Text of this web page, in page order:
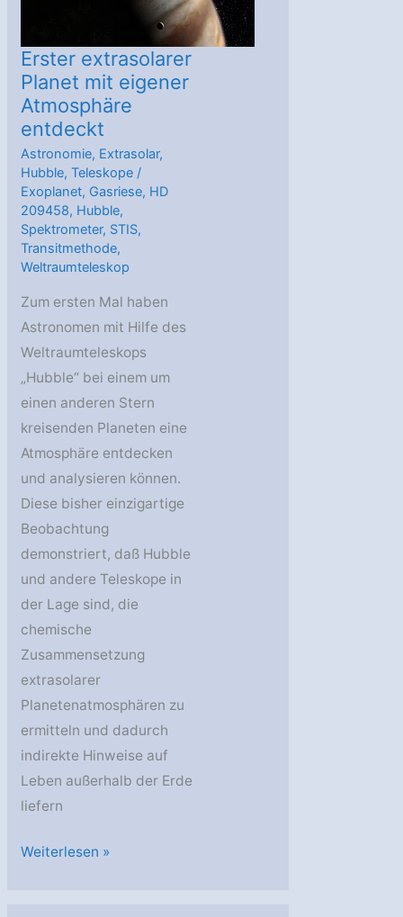
Erster extrasolarer
Planet mit eigener
Atmosphäre
entdeckt
Astronomie, Extrasolar,
Hubble,Teleskope /
Exoplanet, Gasriese, HD
209458, Hubble,
Spektrometer, STIS,
Transitmethode,
Weltraumteleskop
Zum ersten Mal haben
Astronomen mit Hilfe des
Weltraumteleskops
„Hubble“ bei einem um
einen anderen Stern
kreisenden Planeten eine
Atmosphäre entdecken
und analysieren können.
Diese bisher einzigartige
Beobachtung
demonstriert, daß Hubble
und andere Teleskope in
der Lage sind, die
chemische
Zusammensetzung
extrasolarer
Planetenatmosphären zu
ermitteln und dadurch
indirekte Hinweise auf
Leben außerhalb der Erde
liefern
Erster
Weiterlesen »